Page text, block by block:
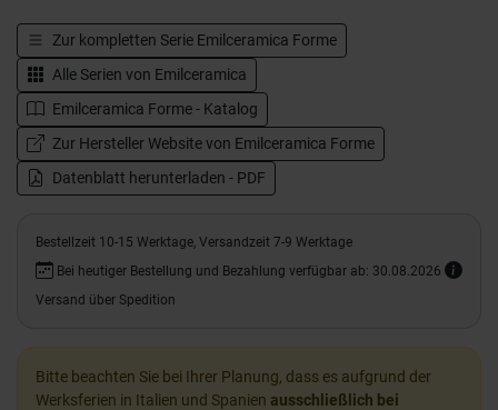
Zur kompletten Serie Emilceramica Forme
Alle Serien von Emilceramica
Emilceramica Forme - Katalog
Zur Hersteller Website von Emilceramica Forme
Datenblatt herunterladen - PDF
Bestellzeit 10-15 Werktage, Versandzeit 7-9 Werktage
Bei heutiger Bestellung und Bezahlung verfügbar ab: 30.08.2026
Versand über Spedition
Bitte beachten Sie bei Ihrer Planung, dass es aufgrund der
Werksferien in Italien und Spanien ausschließlich bei